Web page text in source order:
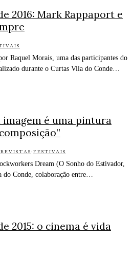
2016: Mark Rappaport e
Raquel Morais, uma das participantes do
durante o Curtas Vila do Conde…
imagem é uma pintura
·FESTIVAIS
Dream (O Sonho do Estivador,
Conde, colaboração entre…
2015: o cinema é vida